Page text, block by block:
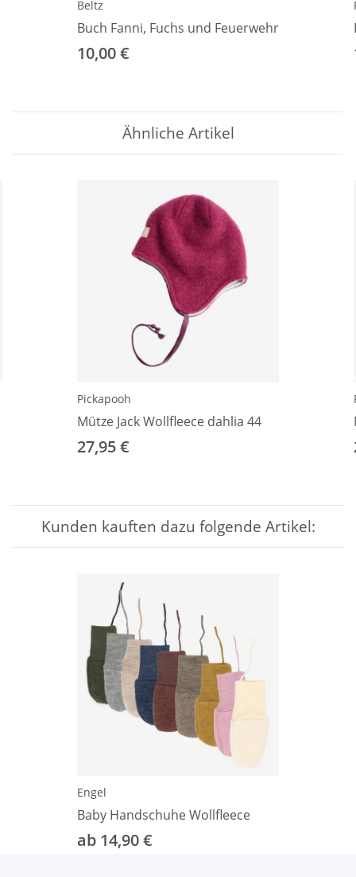
Beltz
Buch Fanni, Fuchs und Feuerwehr
10,00 €
Ähnliche Artikel
Pickapooh
Mütze Jack Wollfleece dahlia 44
27,95 €
Kunden kauften dazu folgende Artikel:
Engel
Baby Handschuhe Wollfleece
ab 14,90 €